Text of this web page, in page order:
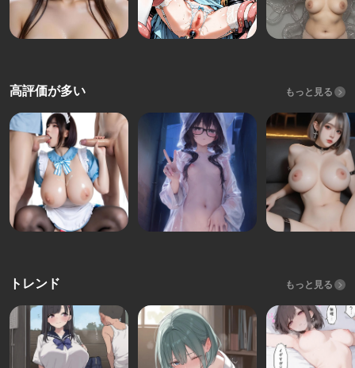
高評価が多い もっと見る
トレンド もっと見る